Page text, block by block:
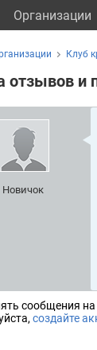
Организации
Клуб
отзывов и
Новичок
сообщения
создайте